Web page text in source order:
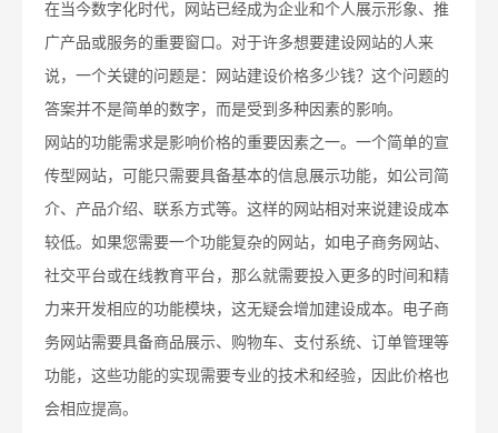
在当今数字化时代，网站已经成为企业和个人展示形象、推
广产品或服务的重要窗口。对于许多想要建设网站的人来
说，一个关键的问题是：网站建设价格多少钱？这个问题的
答案并不是简单的数字，而是受到多种因素的影响。
网站的功能需求是影响价格的重要因素之一。一个简单的宣
传型网站，可能只需要具备基本的信息展示功能，如公司简
介、产品介绍、联系方式等。这样的网站相对来说建设成本
较低。如果您需要一个功能复杂的网站，如电子商务网站、
社交平台或在线教育平台，那么就需要投入更多的时间和精
力来开发相应的功能模块，这无疑会增加建设成本。电子商
务网站需要具备商品展示、购物车、支付系统、订单管理等
功能，这些功能的实现需要专业的技术和经验，因此价格也
会相应提高。